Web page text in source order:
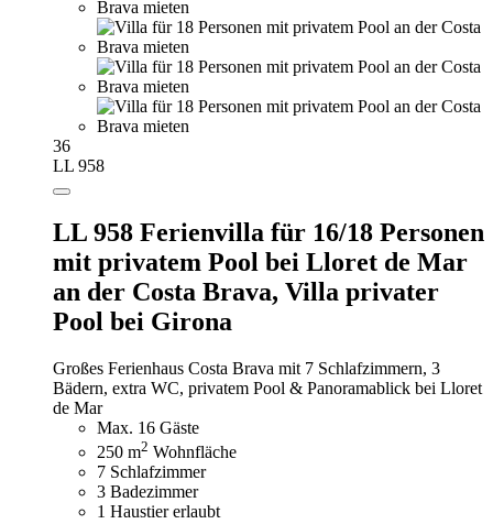
36
LL 958
LL 958 Ferienvilla für 16/18 Personen
mit privatem Pool bei Lloret de Mar
an der Costa Brava, Villa privater
Pool bei Girona
Großes Ferienhaus Costa Brava mit 7 Schlafzimmern, 3
Bädern, extra WC, privatem Pool & Panoramablick bei Lloret
de Mar
Max. 16 Gäste
250 m2 Wohnfläche
7 Schlafzimmer
3 Badezimmer
1 Haustier erlaubt